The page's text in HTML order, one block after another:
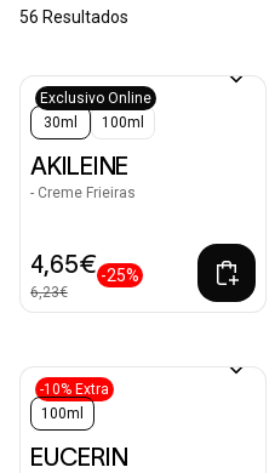
56 Resultados
Exclusivo Online
30ml
100ml
AKILEINE
- Creme Frieiras
4,65€
6,23€
-25%
-10% Extra
100ml
EUCERIN